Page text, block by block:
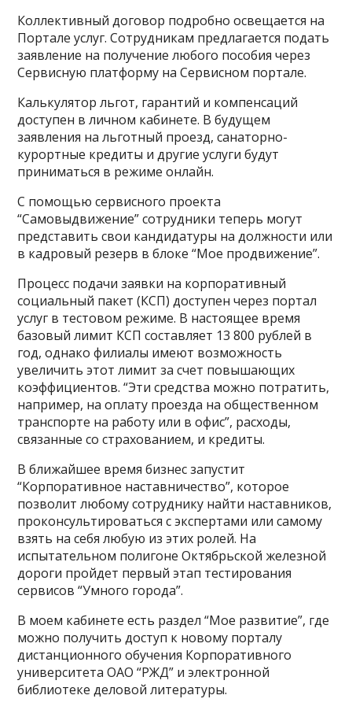
Коллективный договор подробно освещается на
Портале услуг. Сотрудникам предлагается подать
заявление на получение любого пособия через
Сервисную платформу на Сервисном портале.
Калькулятор льгот, гарантий и компенсаций
доступен в личном кабинете. В будущем
заявления на льготный проезд, санаторно-
курортные кредиты и другие услуги будут
приниматься в режиме онлайн.
С помощью сервисного проекта
“Самовыдвижение” сотрудники теперь могут
представить свои кандидатуры на должности или
в кадровый резерв в блоке “Мое продвижение”.
Процесс подачи заявки на корпоративный
социальный пакет (КСП) доступен через портал
услуг в тестовом режиме. В настоящее время
базовый лимит КСП составляет 13 800 рублей в
год, однако филиалы имеют возможность
увеличить этот лимит за счет повышающих
коэффициентов. “Эти средства можно потратить,
например, на оплату проезда на общественном
транспорте на работу или в офис”, расходы,
связанные со страхованием, и кредиты.
В ближайшее время бизнес запустит
“Корпоративное наставничество”, которое
позволит любому сотруднику найти наставников,
проконсультироваться с экспертами или самому
взять на себя любую из этих ролей. На
испытательном полигоне Октябрьской железной
дороги пройдет первый этап тестирования
сервисов “Умного города”.
В моем кабинете есть раздел “Мое развитие”, где
можно получить доступ к новому порталу
дистанционного обучения Корпоративного
университета ОАО “РЖД” и электронной
библиотеке деловой литературы.